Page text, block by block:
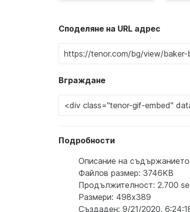
Споделяне на URL адрес
Вграждане
Подробности
Описание на
Файлов размер: 3746KB
Продължителност: 2.700
Размери: 498x389
Създаден: 9/21/2020,